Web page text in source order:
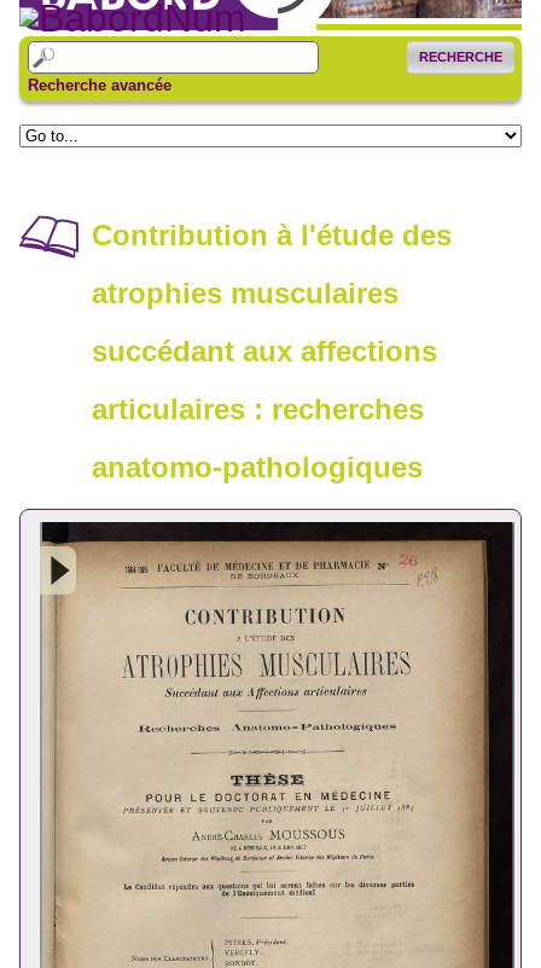
RECHERCHE
Recherche avancée
Contribution à l'étude des
atrophies musculaires
succédant aux affections
articulaires : recherches
anatomo-pathologiques